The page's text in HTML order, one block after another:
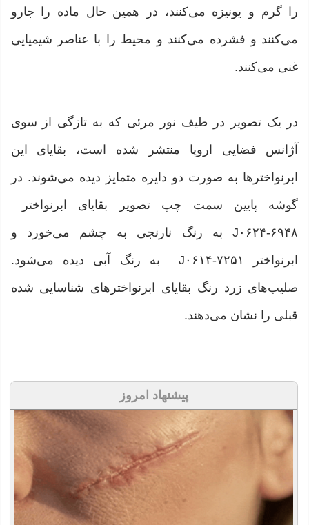
را گرم و یونیزه می‌کنند، در همین حال ماده را جارو
می‌کنند و فشرده می‌کنند و محیط را با عناصر شیمیایی
غنی می‌کنند.
در یک تصویر در طیف نور مرئی که به تازگی از سوی
آژانس فضایی اروپا منتشر شده است، بقایای این
ابرنواخترها به صورت دو دایره متمایز دیده می‌شوند. در
گوشه پایین سمت چپ تصویر بقایای ابرنواختر
J۰۶۲۴-۶۹۴۸ به رنگ نارنجی به چشم می‌خورد و
ابرنواختر J۰۶۱۴-۷۲۵۱ به رنگ آبی دیده می‌شود.
صلیب‌های زرد رنگ بقایای ابرنواخترهای شناسایی شده
قبلی را نشان می‌دهند.
پیشنهاد امروز